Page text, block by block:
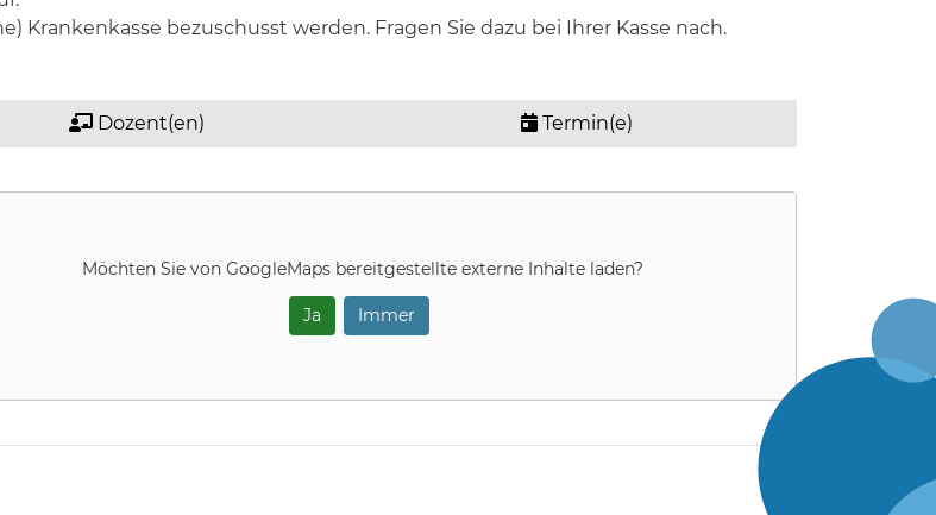
Krankenkasse bezuschusst werden. Fragen Sie dazu bei Ihrer Kasse nach.
Dozent(en) Termin(e)
Möchten Sie von GoogleMaps bereitgestellte externe Inhalte laden?
Ja Immer